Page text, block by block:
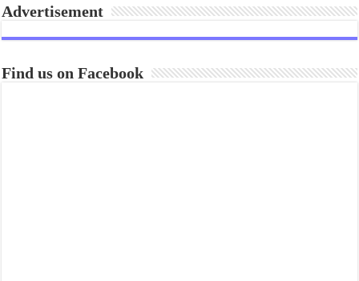
Advertisement
Find us on Facebook